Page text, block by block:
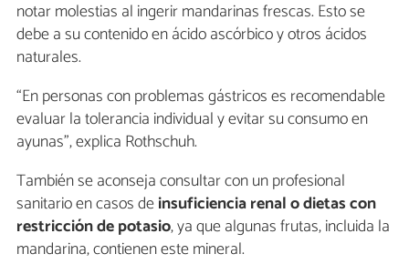
notar molestias al ingerir mandarinas frescas. Esto se
debe a su contenido en ácido ascórbico y otros ácidos
naturales.
“En personas con problemas gástricos es recomendable
evaluar la tolerancia individual y evitar su consumo en
ayunas”, explica Rothschuh.
También se aconseja consultar con un profesional
sanitario en casos deinsuficiencia renal o dietas con
restricción de potasio, ya que algunas frutas, incluida la
mandarina, contienen este mineral.